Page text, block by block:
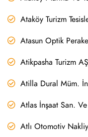
Ataköy Turizm
Atasun Optik
Atikpasha Turizm
Atilla Dural Müm.
Atlas İnşaat San.
Atlı Otomotiv